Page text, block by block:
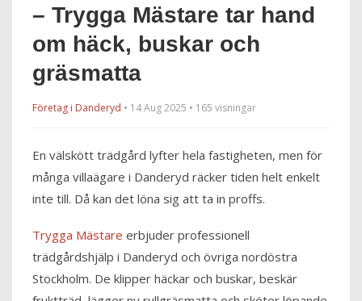
– Trygga Mästare tar hand
om häck, buskar och
gräsmatta
Företag i Danderyd • 14 Aug 2025 • 165 visningar
En välskött trädgård lyfter hela fastigheten, men för
många villaägare i Danderyd räcker tiden helt enkelt
inte till. Då kan det löna sig att ta in proffs.
Trygga Mästare erbjuder professionell
trädgårdshjälp i Danderyd och övriga nordöstra
Stockholm. De klipper häckar och buskar, beskär